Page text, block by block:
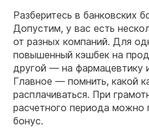
Разберитесь в банковских
Допустим, у вас есть
от разных компаний. Для
повышенный кэшбек на
другой — на фармацевтику
Главное — помнить, какой
расплачиваться. При
расчетного периода можно
бонус.